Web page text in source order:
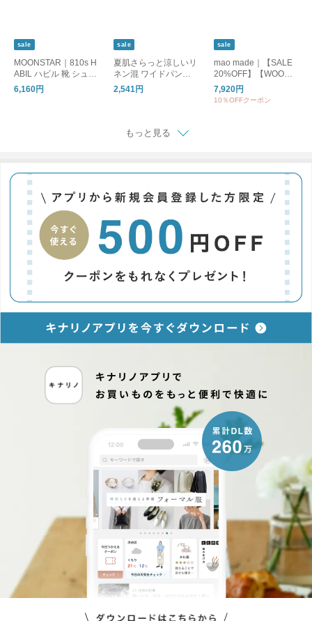
sale
MOONSTAR｜810s H
ABIL ハビル 靴 シュー
ズ ユニセックス ET05
1 ムーンスター エイト
6,160円
sale
夏肌さらっと涼しいリ
ネン混 ワイドパンツ /
洗える コットンリネ
ン ベイカーワイドパ
2,541円
sale
mao made｜【SALE
20%OFF】【WOODY
別注カラー】クルーネ
ックカーディガン UV
7,920円
10％OFFクーポン
もっと見る